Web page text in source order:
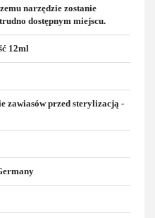
narzędzie zostanie
dostępnym miejscu.
12ml
zawiasów przed sterylizacją -